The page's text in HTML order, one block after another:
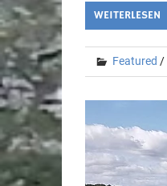
WEITERLESEN
Featured /